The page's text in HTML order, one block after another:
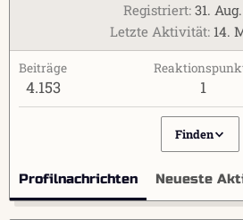
Registriert 31.
Letzte Aktivität 14.
Beiträge
4.153 1
Finden
Profilnachrichten Neueste